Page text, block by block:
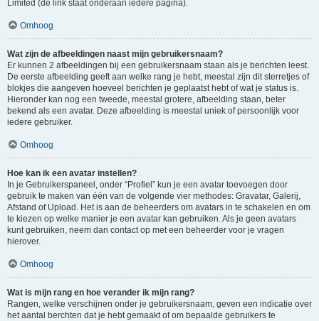
Limited (de link staat onderaan iedere pagina).
Omhoog
Wat zijn de afbeeldingen naast mijn gebruikersnaam?
Er kunnen 2 afbeeldingen bij een gebruikersnaam staan als je berichten leest.
De eerste afbeelding geeft aan welke rang je hebt, meestal zijn dit sterretjes of
blokjes die aangeven hoeveel berichten je geplaatst hebt of wat je status is.
Hieronder kan nog een tweede, meestal grotere, afbeelding staan, beter
bekend als een avatar. Deze afbeelding is meestal uniek of persoonlijk voor
iedere gebruiker.
Omhoog
Hoe kan ik een avatar instellen?
In je Gebruikerspaneel, onder “Profiel” kun je een avatar toevoegen door
gebruik te maken van één van de volgende vier methodes: Gravatar, Galerij,
Afstand of Upload. Het is aan de beheerders om avatars in te schakelen en om
te kiezen op welke manier je een avatar kan gebruiken. Als je geen avatars
kunt gebruiken, neem dan contact op met een beheerder voor je vragen
hierover.
Omhoog
Wat is mijn rang en hoe verander ik mijn rang?
Rangen, welke verschijnen onder je gebruikersnaam, geven een indicatie over
het aantal berchten dat je hebt gemaakt of om bepaalde gebruikers te